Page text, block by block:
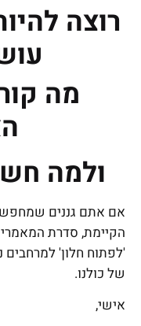
רוצה
מה
ולמה
אם אתם גננים
הקיימת, סדרת
'לפתוח חלון'
של כולנו.
אישי,